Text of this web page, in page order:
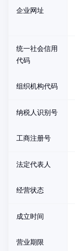
企业网址
统一社会信用
代码
组织机构代码
纳税人识别号
工商注册号
法定代表人
经营状态
成立时间
营业期限